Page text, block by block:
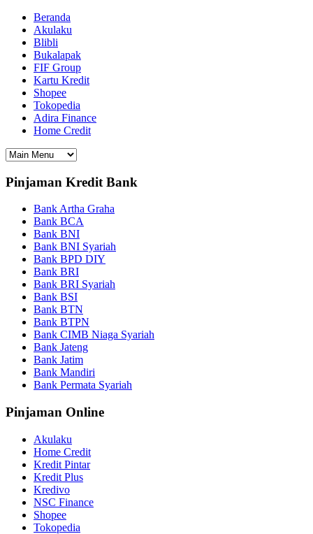
Beranda
Akulaku
Blibli
Bukalapak
FIF Group
Kartu Kredit
Shopee
Tokopedia
Adira Finance
Home Credit
Pinjaman Kredit Bank
Bank Artha Graha
Bank BCA
Bank BNI
Bank BNI Syariah
Bank BPD DIY
Bank BRI
Bank BRI Syariah
Bank BSI
Bank BTN
Bank BTPN
Bank CIMB Niaga Syariah
Bank Jateng
Bank Jatim
Bank Mandiri
Bank Permata Syariah
Pinjaman Online
Akulaku
Home Credit
Kredit Pintar
Kredit Plus
Kredivo
NSC Finance
Shopee
Tokopedia